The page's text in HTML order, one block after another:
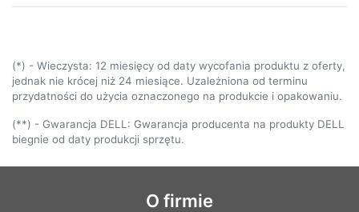
(*) - Wieczysta: 12 miesięcy od daty wycofania produktu z oferty,
jednak nie krócej niż 24 miesiące. Uzależniona od terminu
przydatności do użycia oznaczonego na produkcie i opakowaniu.
(**) - Gwarancja DELL: Gwarancja producenta na produkty DELL
biegnie od daty produkcji sprzętu.
O firmie